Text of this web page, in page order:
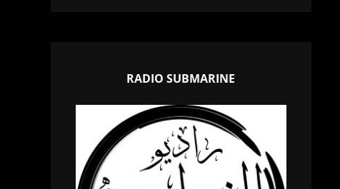
RADIO SUBMARINE